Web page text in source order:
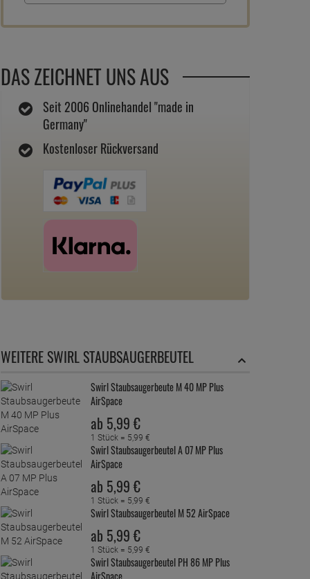
DAS ZEICHNET UNS AUS
Seit 2006 Onlinehandel "made in
Germany"
Kostenloser Rückversand
WEITERE SWIRL STAUBSAUGERBEUTEL
Swirl Staubsaugerbeute M 40 MP Plus
AirSpace
ab 5,99 €
1 Stück = 5,99 €
Swirl Staubsaugerbeutel A 07 MP Plus
AirSpace
ab 5,99 €
1 Stück = 5,99 €
Swirl Staubsaugerbeutel M 52 AirSpace
ab 5,99 €
1 Stück = 5,99 €
Swirl Staubsaugerbeutel PH 86 MP Plus
AirSpace